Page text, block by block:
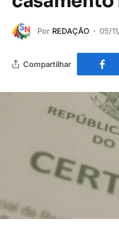
Por REDAÇÃO 05/
Compartilhar